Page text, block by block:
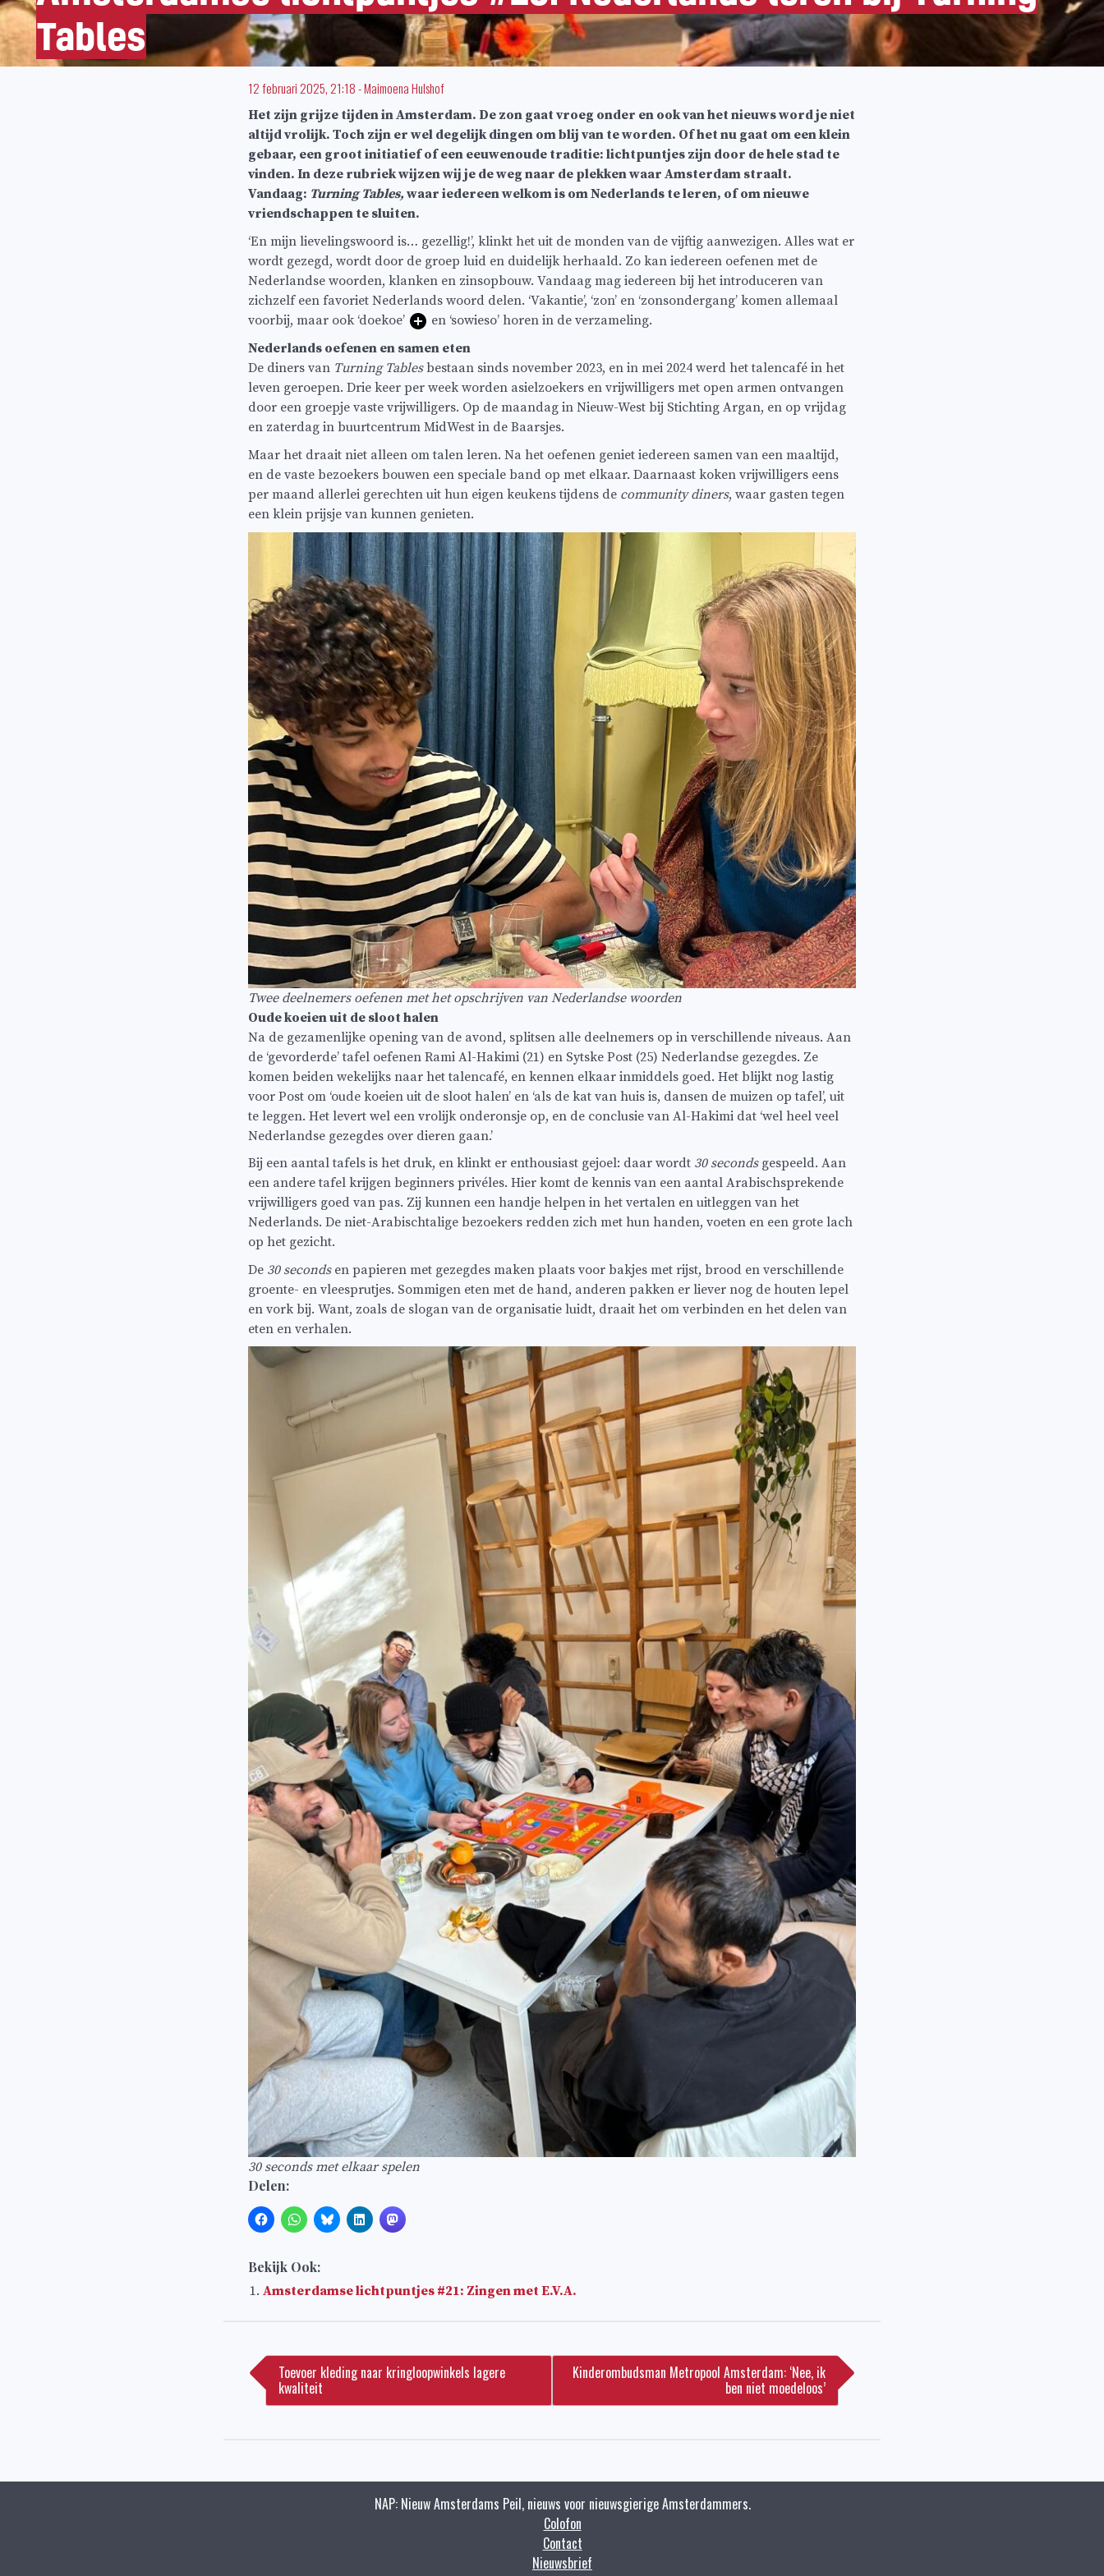
Tables
12 februari 2025, 21:18-Maimoena Hulshof
Het zijn grijze tijden in Amsterdam. De zon gaat vroeg onder en ook van het nieuws word je niet
altijd vrolijk. Toch zijn er wel degelijk dingen om blij van te worden. Of het nu gaat om een klein
gebaar, een groot initiatief of een eeuwenoude traditie: lichtpuntjes zijn door de hele stad te
vinden. In deze rubriek wijzen wij je de weg naar de plekken waar Amsterdam straalt.
Vandaag: Turning Tables, waar iedereen welkom is om Nederlands te leren, of om nieuwe
vriendschappen te sluiten.
‘En mijn lievelingswoord is… gezellig!’, klinkt het uit de monden van de vijftig aanwezigen. Alles wat er
wordt gezegd, wordt door de groep luid en duidelijk herhaald. Zo kan iedereen oefenen met de
Nederlandse woorden, klanken en zinsopbouw. Vandaag mag iedereen bij het introduceren van
zichzelf een favoriet Nederlands woord delen. ‘Vakantie’, ‘zon’ en ‘zonsondergang’ komen allemaal
voorbij, maar ook ‘doekoe’
en ‘sowieso’ horen in de verzameling.
Nederlands oefenen en samen eten
De diners van Turning Tablesbestaan sinds november 2023, en in mei 2024 werd het talencafé in het
leven geroepen. Drie keer per week worden asielzoekers en vrijwilligers met open armen ontvangen
door een groepje vaste vrijwilligers. Op de maandag in Nieuw-West bij Stichting Argan, en op vrijdag
en zaterdag in buurtcentrum MidWest in de Baarsjes.
Maar het draait niet alleen om talen leren. Na het oefenen geniet iedereen samen van een maaltijd,
en de vaste bezoekers bouwen een speciale band op met elkaar. Daarnaast koken vrijwilligers eens
per maand allerlei gerechten uit hun eigen keukens tijdens de community diners, waar gasten tegen
een klein prijsje van kunnen genieten.
Twee deelnemers oefenen met het opschrijven van Nederlandse woorden
Oude koeien uit de sloot halen
Na de gezamenlijke opening van de avond, splitsen alle deelnemers op in verschillende niveaus. Aan
de ‘gevorderde’ tafel oefenen Rami Al-Hakimi (21) en Sytske Post (25) Nederlandse gezegdes. Ze
komen beiden wekelijks naar het talencafé, en kennen elkaar inmiddels goed. Het blijkt nog lastig
voor Post om ‘oude koeien uit de sloot halen’ en ‘als de kat van huis is, dansen de muizen op tafel’, uit
te leggen. Het levert wel een vrolijk onderonsje op, en de conclusie van Al-Hakimi dat ‘wel heel veel
Nederlandse gezegdes over dieren gaan.’
Bij een aantal tafels is het druk, en klinkt er enthousiast gejoel: daar wordt 30 seconds gespeeld. Aan
een andere tafel krijgen beginners privéles. Hier komt de kennis van een aantal Arabischsprekende
vrijwilligers goed van pas. Zij kunnen een handje helpen in het vertalen en uitleggen van het
Nederlands. De niet-Arabischtalige bezoekers redden zich met hun handen, voeten en een grote lach
op het gezicht.
De 30 secondsen papieren met gezegdes maken plaats voor bakjes met rijst, brood en verschillende
groente- en vleesprutjes. Sommigen eten met de hand, anderen pakken er liever nog de houten lepel
en vork bij. Want, zoals de slogan van de organisatie luidt, draait het om verbinden en het delen van
eten en verhalen.
30 seconds met elkaar spelen
Delen:
Bekijk Ook:
Amsterdamse lichtpuntjes #21: Zingen met E.V.A.
navigatie
Toevoer kleding naar kringloopwinkels lagere
kwaliteit
Kinderombudsman Metropool Amsterdam: ‘Nee, ik
ben niet moedeloos’
NAP: Nieuw Amsterdams Peil, nieuws voor nieuwsgierige Amsterdammers.
Colofon
Contact
Nieuwsbrief